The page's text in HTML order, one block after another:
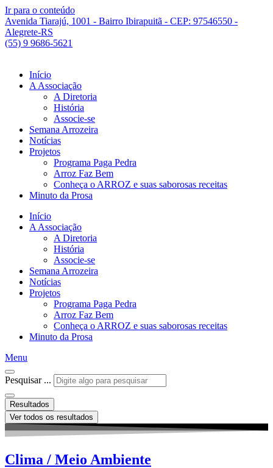
Ir para o conteúdo
Avenida Tiarajú, 1001 - Bairro Ibirapuitã - CEP: 97546550 -
Alegrete-RS
(55) 9 9686-5621
Início
A Associação
A Diretoria
História
Associe-se
Semana Arrozeira
Notícias
Projetos
Programa Paga Pedra
Arroz Faz Bem
Conheça o ARROZ e suas saborosas receitas
Minuto da Prosa
Início
A Associação
A Diretoria
História
Associe-se
Semana Arrozeira
Notícias
Projetos
Programa Paga Pedra
Arroz Faz Bem
Conheça o ARROZ e suas saborosas receitas
Minuto da Prosa
Menu
Pesquisar ...
Resultados
Ver todos os resultados
Clima / Meio Ambiente